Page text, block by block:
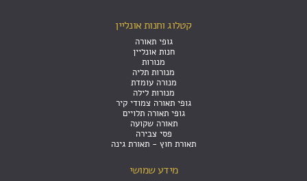
קטלוג וחנות אונליין
גופי תאורה
חנות אונליין
מנורות
מנורות תליה
מנורה עומדת
מנורות לילה
גופי תאורה צמודי קיר
גופי תאורה תלויים
תאורה שקועה
פסי צבירה
תאורת חוץ - תאורת גינה
מידע שמושי